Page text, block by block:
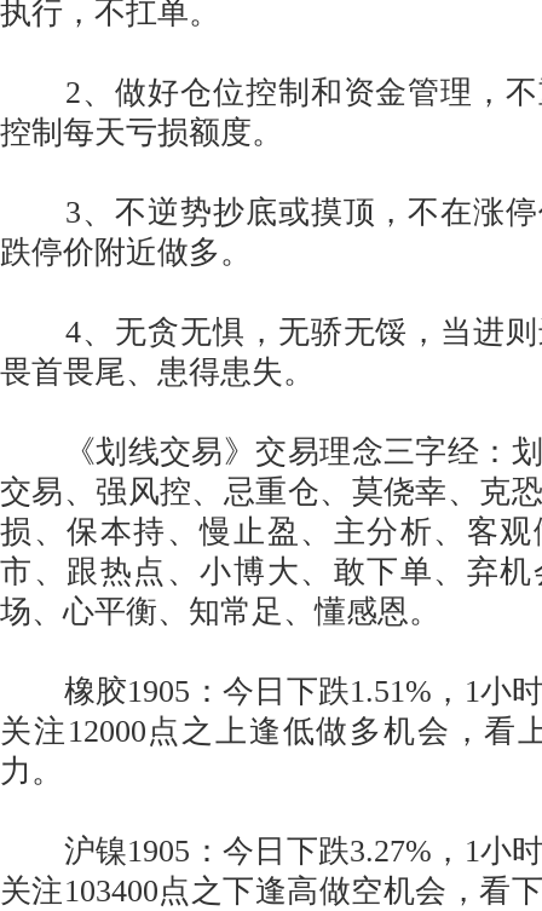
执行，不扛单。
2、做好仓位控制和资金管理，不
控制每天亏损额度。
3、不逆势抄底或摸顶，不在涨停
跌停价附近做多。
4、无贪无惧，无骄无馁，当进则
畏首畏尾、患得患失。
《划线交易》交易理念三字经：划
交易、强风控、忌重仓、莫侥幸、克
损、保本持、慢止盈、主分析、客
市、跟热点、小博大、敢下单、弃
场、心平衡、知常足、懂感恩。
橡胶1905：今日下跌1.51%，1小
关注12000点之上逢低做多机会，看
力。
沪镍1905：今日下跌3.27%，1小
关注103400点之下逢高做空机会，看